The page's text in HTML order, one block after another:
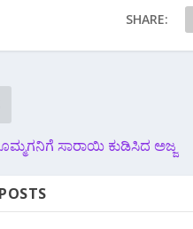
SHARE:
ಸಾರಾಯಿ ಕುಡಿಸಿದ ಅಜ್ಜ